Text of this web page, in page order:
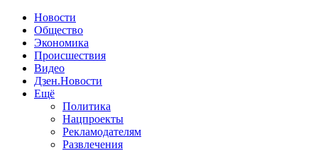
Новости
Общество
Экономика
Происшествия
Видео
Дзен.Новости
Ещё
Политика
Нацпроекты
Рекламодателям
Развлечения